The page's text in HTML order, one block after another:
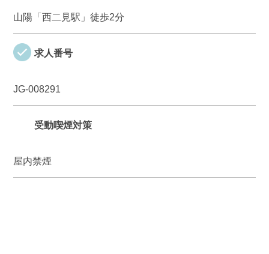
山陽「西二見駅」徒歩2分
求人番号
JG-008291
受動喫煙対策
屋内禁煙